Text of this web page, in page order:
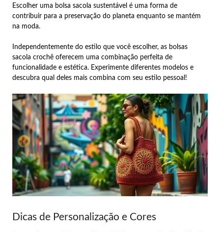
Escolher uma bolsa sacola sustentável é uma forma de
contribuir para a preservação do planeta enquanto se mantém
na moda.
Independentemente do estilo que você escolher, as bolsas
sacola crochê oferecem uma combinação perfeita de
funcionalidade e estética. Experimente diferentes modelos e
descubra qual deles mais combina com seu estilo pessoal!
Dicas de Personalização e Cores